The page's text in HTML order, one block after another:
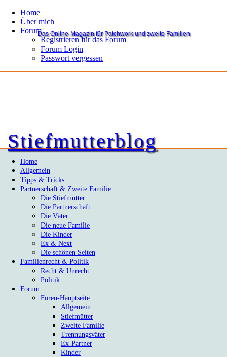
Home
Über mich
Forum
Registrieren für das Forum
Forum Login
Passwort vergessen
Stiefmutterblog
Das Online-Magazin für Patchwork und zweite Familien
Home
Allgemein
Tipps & Tricks
Partnerschaft & Zweite Familie
Die Stiefmütter
Die Partnerschaft
Die Väter
Die neue Familie
Die Kinder
Ex & Next
Die schönen Seiten
Familienrecht & Politik
Recht & Unrecht
Politik
Forum
Foren-Hauptseite
Allgemein
Stiefmütter
Zweite Familie
Trennungsväter
Ex-Partner
Kinder